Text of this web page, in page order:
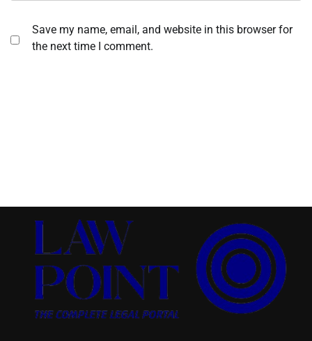
Save my name, email, and website in this browser for
the next time I comment.